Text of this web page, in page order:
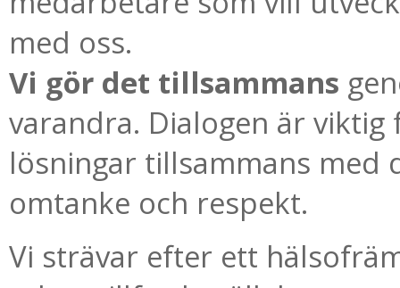
med oss.
Vi gör det tillsammans
varandra. Dialogen är
lösningar tillsammans
omtanke och respekt.
Vi strävar efter ett